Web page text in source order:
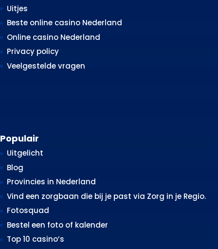
Uitjes
Beste online casino Nederland
Online casino Nederland
Privacy policy
Veelgestelde vragen
Populair
Uitgelicht
Blog
Provincies in Nederland
Vind een zorgbaan die bij je past via Zorg in je Regio.
Fotosquad
Bestel een foto of kalender
Top 10 casino’s